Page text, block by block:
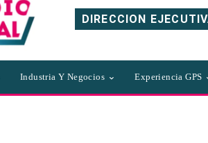
DIRECCION
Industria Y Negocios Experiencia GPS